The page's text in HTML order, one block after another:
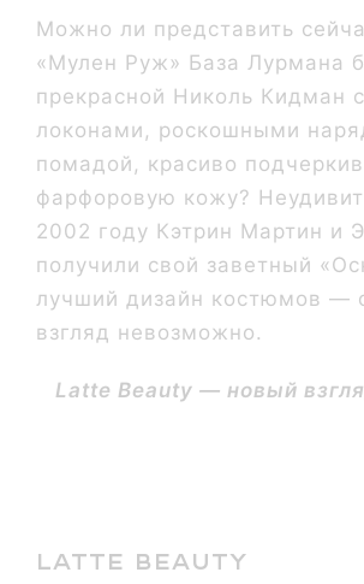
Можно ли представить
«Мулен Руж» База Лурмана
прекрасной Николь Кидман
локонами, роскошными
помадой, красиво
фарфоровую кожу?
2002 году Кэтрин Мартин и
получили свой заветный
лучший дизайн костюмов —
взгляд невозможно.
Latte Beauty — новый
LATTE BEAUTY